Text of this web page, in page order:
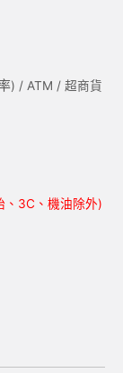
) / ATM / 超商貨
、3C、機油除外)